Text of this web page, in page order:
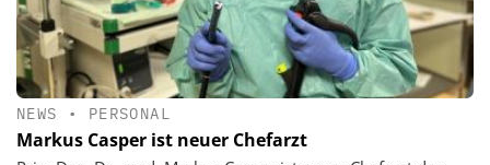
NEWS • PERSONAL
Markus Casper ist neuer Chefarzt